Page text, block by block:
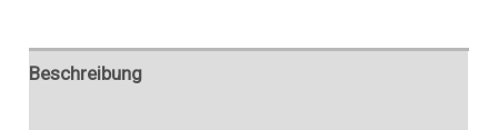
Beschreibung